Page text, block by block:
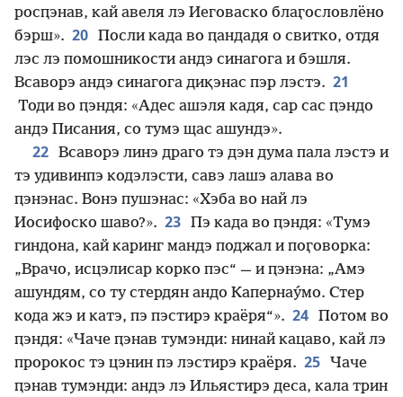
росԥэнав, кай авеля лэ Иеговаско блаӷословлёно
бэрш». 20 Посли када во ԥандадя о свитко, отдя
лэс лэ помошникости андэ синагога и бэшля.
Всаворэ андэ синагога диқэнас пэр лэстэ. 21
Тоди во ԥэндя: «Адес ашэля кадя, сар сас ԥэндо
андэ Писания, со тумэ щас ашундэ».
22 Всаворэ линэ драго тэ дэн дума пала лэстэ и
тэ удивинпэ кодэлэсти, савэ лашэ алава во
ԥэнэнас. Вонэ пушэнас: «Хэба во най лэ
Иосифоско шаво?». 23 Пэ када во ԥэндя: «Тумэ
гиндона, кай каринг мандэ поджал и поӷоворка:
„Врачо, исцэлисар корко пэс“ — и ԥэнэна: „Амэ
ашундям, со ту стердян андо Капернау́мо. Стер
кода жэ и катэ, пэ пэстирэ краёря“». 24 Потом во
ԥэндя: «Чаче ԥэнав тумэнди: нинай кацаво, кай лэ
пророкос тэ цэнин пэ лэстирэ краёря. 25
Чаче
ԥэнав тумэнди: андэ лэ Ильястирэ деса, кала трин